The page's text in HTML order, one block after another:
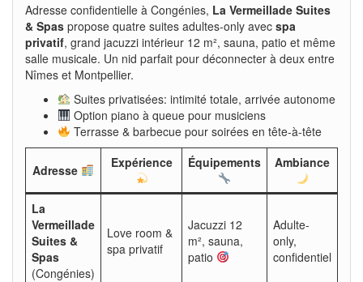
Adresse confidentielle à Congénies, La Vermeillade Suites
& Spas propose quatre suites adultes-only avec spa
privatif, grand jacuzzi intérieur 12 m², sauna, patio et même
salle musicale. Un nid parfait pour déconnecter à deux entre
Nîmes et Montpellier.
Suites privatisées: intimité totale, arrivée autonome
Option piano à queue pour musiciens
Terrasse & barbecue pour soirées en tête-à-tête
Adresse Expérience Équipements Ambiance
La
Vermeillade
Suites &
Spas
(Congénies)
Love room &
spa privatif
Jacuzzi 12
m², sauna,
patio
Adulte-
only,
confidentiel